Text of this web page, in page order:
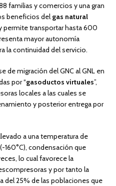
familias y comercios y una gran
beneficios del gas natural
permite transportar hasta 600
mayor autonomía
la continuidad del servicio.
de migración del GNC al GNL en
por “gasoductos virtuales”,
locales a las cuales se
y posterior entrega por
a una temperatura de
160°C), condensación que
lo cual favorece la
y por tanto la
del 25% de las poblaciones que